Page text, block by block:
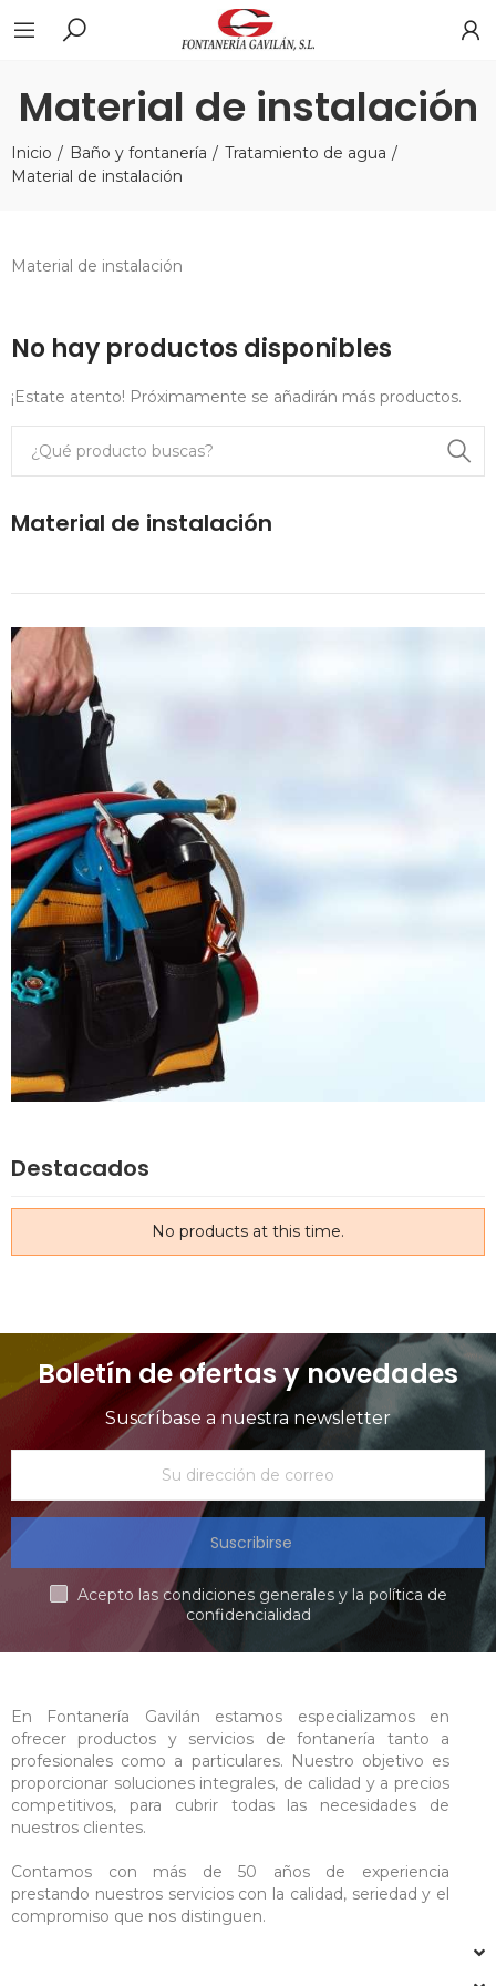
Material de instalación
Inicio Baño y fontanería
Tratamiento de agua
Material de instalación
Material de instalación
No hay productos disponibles
¡Estate atento! Próximamente se añadirán más productos.
Material de instalación
Destacados
No products at this time.
Boletín de ofertas y novedades
Suscríbase a nuestra newsletter
Suscribirse
Acepto las condiciones generales y la política de
confidencialidad
En Fontanería Gavilán estamos especializamos en
ofrecer productos y servicios de fontanería tanto a
profesionales como a particulares. Nuestro objetivo es
proporcionar soluciones integrales, de calidad y a precios
competitivos, para cubrir todas las necesidades de
nuestros clientes.
Contamos con más de 50 años de experiencia
prestando nuestros servicios con la calidad, seriedad y el
compromiso que nos distinguen.